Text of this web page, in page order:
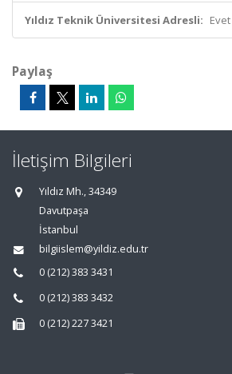
Yıldız Teknik Üniversitesi Adresli: Evet
Paylaş
İletişim Bilgileri
Yıldız Mh., 34349
Davutpaşa
İstanbul
bilgiislem@yildiz.edu.tr
0 (212) 383 3431
0 (212) 383 3432
0 (212) 227 3421